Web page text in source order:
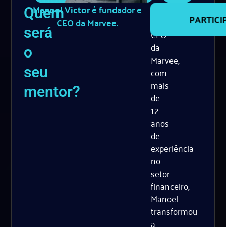
Quem
será
o
seu
mentor?
Manoel Victoré fundador e
CEO da Marvee.
Fundador
CEO
da
Marvee,
com
mais
de
12
anos
de
experiência
no
setor
financeiro,
Manoel
transformou
a